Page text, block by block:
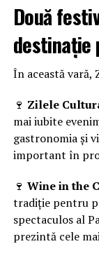
Două
destinație
În această vară,
🍷 Zilele
mai iubite
gastronomia și
important în
🍷 Wine in the
tradiție pentru
spectaculos al
prezintă cele